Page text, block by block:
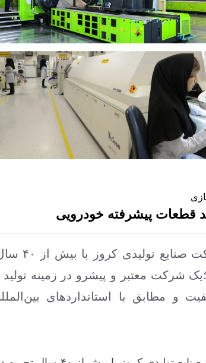
قطعات پیشرفته خودرویی
دیجی خودرو –
شرکت معتبر و پیشرو در زمینه
و مطابق با استانداردهای